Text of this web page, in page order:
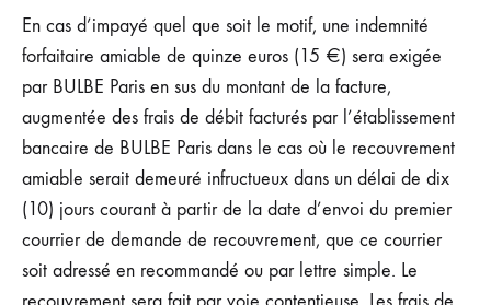
En cas d’impayé quel que soit le motif, une indemnité
forfaitaire amiable de quinze euros (15 €) sera exigée
par BULBE Paris en sus du montant de la facture,
augmentée des frais de débit facturés par l’établissement
bancaire de BULBE Paris dans le cas où le recouvrement
amiable serait demeuré infructueux dans un délai de dix
(10) jours courant à partir de la date d’envoi du premier
courrier de demande de recouvrement, que ce courrier
soit adressé en recommandé ou par lettre simple. Le